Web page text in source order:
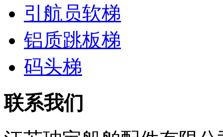
引航员软梯
铝质跳板梯
码头梯
联系我们